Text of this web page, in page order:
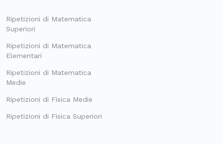
Ripetizioni di Matematica
Superiori
Ripetizioni di Matematica
Elementari
Ripetizioni di Matematica
Medie
Ripetizioni di Fisica Medie
Ripetizioni di Fisica Superiori